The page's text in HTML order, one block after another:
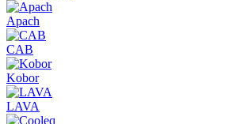
Apach
CAB
Kobor
LAVA